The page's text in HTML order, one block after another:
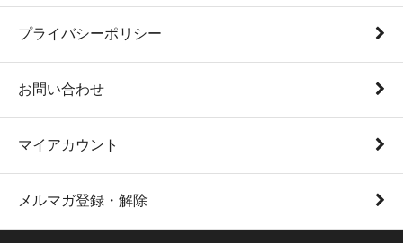
プライバシーポリシー
お問い合わせ
マイアカウント
メルマガ登録・解除